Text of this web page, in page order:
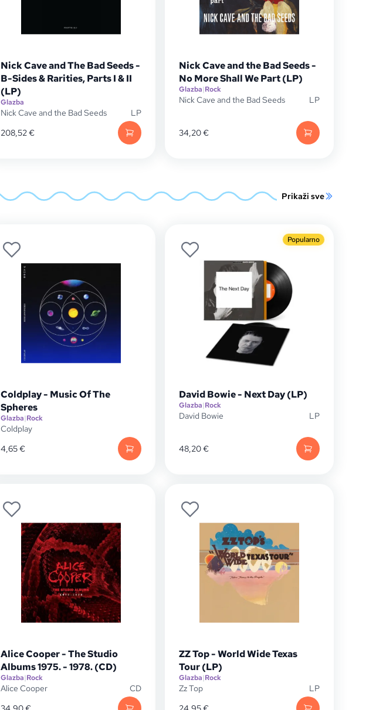
Nick Cave and The Bad Seeds -
B-Sides & Rarities, Parts I & II
(LP)
Glazba
Nick Cave and the Bad Seeds
LP
208,52€
Nick Cave and the Bad Seeds -
No More Shall We Part (LP)
Glazba|Rock
Nick Cave and the Bad Seeds LP
34,20€
Prikaži sve
Coldplay - Music Of The
Spheres
Glazba|Rock
Coldplay
4,65€
Popularno
David Bowie - Next Day (LP)
Glazba|Rock
David Bowie LP
48,20€
Alice Cooper - The Studio
Albums 1975. - 1978. (CD)
Glazba|Rock
Alice Cooper
CD
ZZ Top - World Wide Texas
Tour (LP)
Glazba|Rock
Zz Top
LP